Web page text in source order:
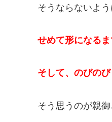
そうならないよう
せめて形になる
そして、のびの
そう思うのが親